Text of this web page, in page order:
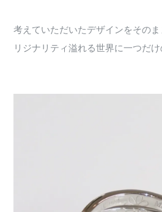
考えていただいたデザインをその
リジナリティ溢れる世界に一つだけ